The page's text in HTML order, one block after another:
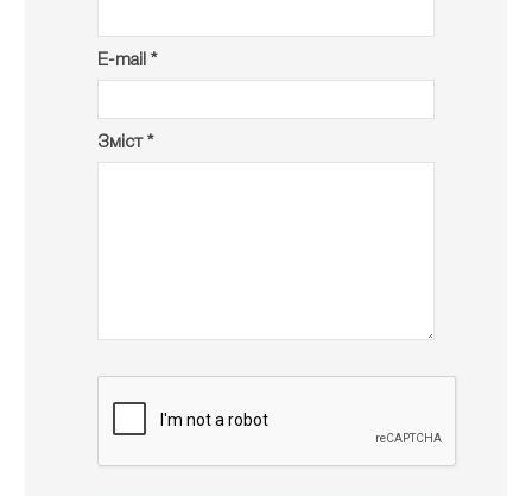
E-mail *
Зміст *